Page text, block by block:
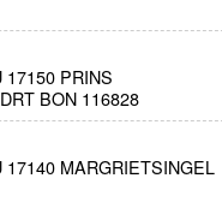
PRINS
BON 116828
MARGRIETSINGEL